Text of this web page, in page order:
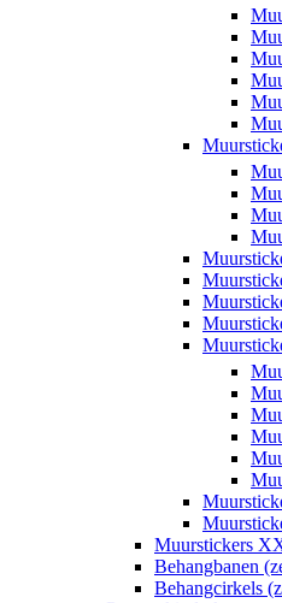
Muurstickers
Behangbanen
Behangcirkels